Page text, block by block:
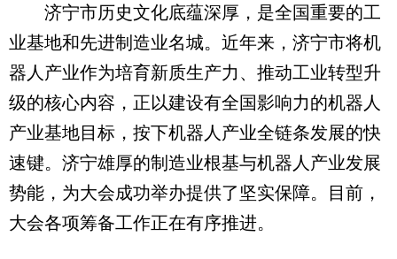
济宁市历史文化底蕴深厚，是全国重要的工
业基地和先进制造业名城。近年来，济宁市将机
器人产业作为培育新质生产力、推动工业转型升
级的核心内容，正以建设有全国影响力的机器人
产业基地目标，按下机器人产业全链条发展的快
速键。济宁雄厚的制造业根基与机器人产业发展
势能，为大会成功举办提供了坚实保障。目前，
大会各项筹备工作正在有序推进。